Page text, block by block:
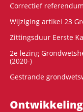
Correctief
Wijziging artikel 23
Zittingsduur Eerste
2e lezing
(2020-)
Gestrande